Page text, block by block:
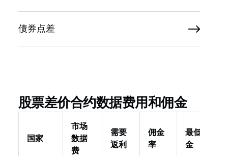
债券点差
股票差价合约数据费用和佣金
国家
市场
数据
费
需要
返利
佣金
率
最低佣
金